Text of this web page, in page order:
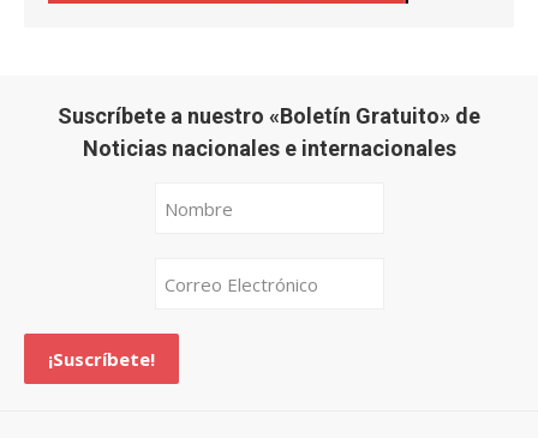
Suscríbete a nuestro «Boletín Gratuito» de
Noticias nacionales e internacionales